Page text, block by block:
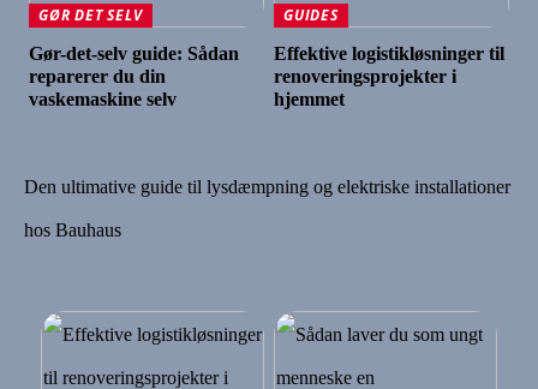
GØR DET SELV
Gør-det-selv guide: Sådan
reparerer du din
vaskemaskine selv
GUIDES
Effektive logistikløsninger til
renoveringsprojekter i
hjemmet
Den ultimative guide til lysdæmpning og elektriske installationer
hos Bauhaus